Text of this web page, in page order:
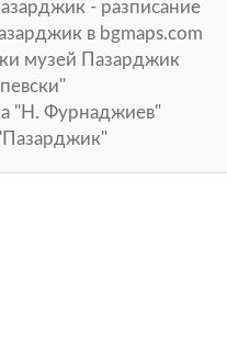
- разписание
в bgmaps.com
музей Пазарджик
"Н. Фурнаджиев"